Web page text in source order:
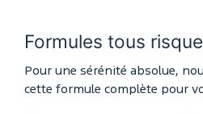
Formules tous
Pour une sérénité absolue,
cette formule complète pour